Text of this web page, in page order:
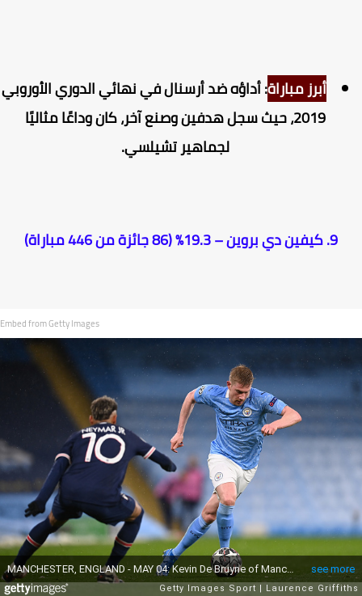
أبرز مباراة: أداؤه ضد أرسنال في نهائي الدوري الأوروبي
2019، حيث سجل هدفين وصنع آخر، كان وداعًا مثاليًا
لجماهير تشيلسي.
Embed from Getty Images